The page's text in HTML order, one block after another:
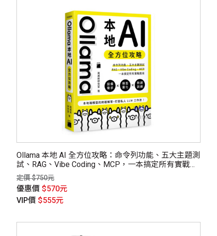
Ollama 本地 AI 全方位攻略：命令列功能、五大主題測
試、RAG、Vibe Coding、MCP，一本搞定所有實戰應
用
定價 $750元
優惠價 $570元
VIP價 $555元